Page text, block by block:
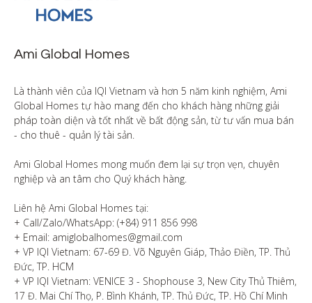
Ami Global Homes
Là thành viên của IQI Vietnam và hơn 5 năm kinh nghiệm, Ami
Global Homes tự hào mang đến cho khách hàng những giải
pháp toàn diện và tốt nhất về bất động sản, từ tư vấn mua bán
- cho thuê - quản lý tài sản.
Ami Global Homes mong muốn đem lại sự trọn vẹn, chuyên
nghiệp và an tâm cho Quý khách hàng.
Liên hệ Ami Global Homes tại:
+ Call/Zalo/WhatsApp: (+84) 911 856 998
+ Email: amiglobalhomes@gmail.com
+ VP IQI Vietnam: 67-69 Đ. Võ Nguyên Giáp, Thảo Điền, TP. Thủ
Đức, TP. HCM
+ VP IQI Vietnam: VENICE 3 - Shophouse 3, New City Thủ Thiêm,
17 Đ. Mai Chí Thọ, P. Bình Khánh, TP. Thủ Đức, TP. Hồ Chí Minh